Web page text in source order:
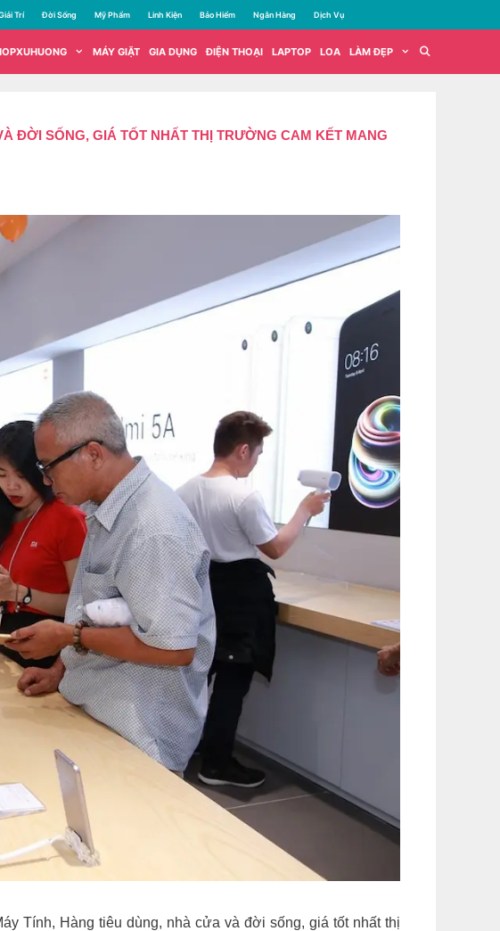
Trí Đời Sống Mỹ Phẩm Linh Kiện Bảo Hiểm Ngân Hàng Dịch Vụ
MÁY GIẶT GIA DỤNG ĐIỆN THOẠI LAPTOP LOA LÀM ĐẸP
ĐỜI SỐNG, GIÁ TỐT NHẤT THỊ TRƯỜNG CAM KẾT MANG
Tính, Hàng tiêu dùng, nhà cửa và đời sống, giá tốt nhất thị